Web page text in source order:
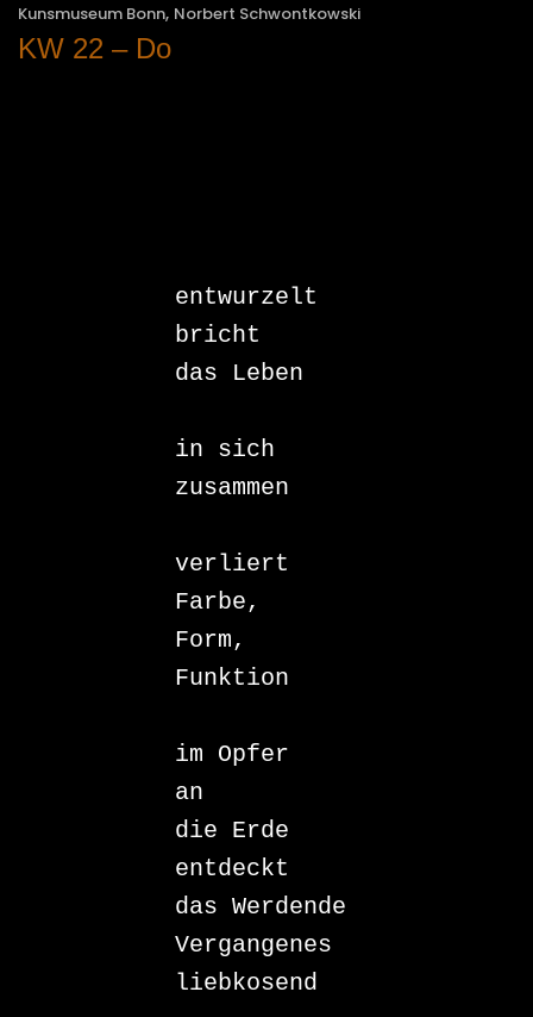
Kunsmuseum Bonn, Norbert Schwontkowski
KW 22 – Do
entwurzelt
bricht
das Leben
in sich
zusammen
verliert
Farbe,
Form,
Funktion
im Opfer
an
die Erde
entdeckt
das Werdende
Vergangenes
liebkosend